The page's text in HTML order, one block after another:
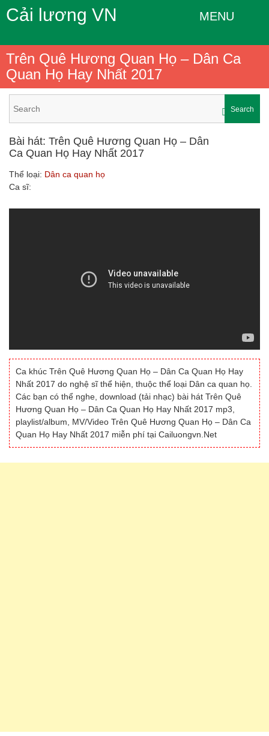
Cải lương VN MENU
Trên Quê Hương Quan Họ – Dân Ca
Quan Họ Hay Nhất 2017
Search
Bài hát: Trên Quê Hương Quan Họ – Dân
Ca Quan Họ Hay Nhất 2017
Thể loại: Dân ca quan họ
Ca sĩ:
Ca khúc Trên Quê Hương Quan Họ – Dân Ca Quan Họ Hay
Nhất 2017 do nghệ sĩ thể hiện, thuộc thể loại Dân ca quan họ.
Các bạn có thể nghe, download (tải nhạc) bài hát Trên Quê
Hương Quan Họ – Dân Ca Quan Họ Hay Nhất 2017 mp3,
playlist/album, MV/Video Trên Quê Hương Quan Họ – Dân Ca
Quan Họ Hay Nhất 2017 miễn phí tại Cailuongvn.Net